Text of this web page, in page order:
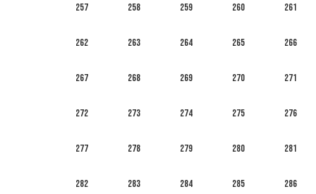
257 258 259 260 261
262 263 264 265 266
267 268 269 270 271
272 273 274 275 276
277 278 279 280 281
282 283 284 285 286